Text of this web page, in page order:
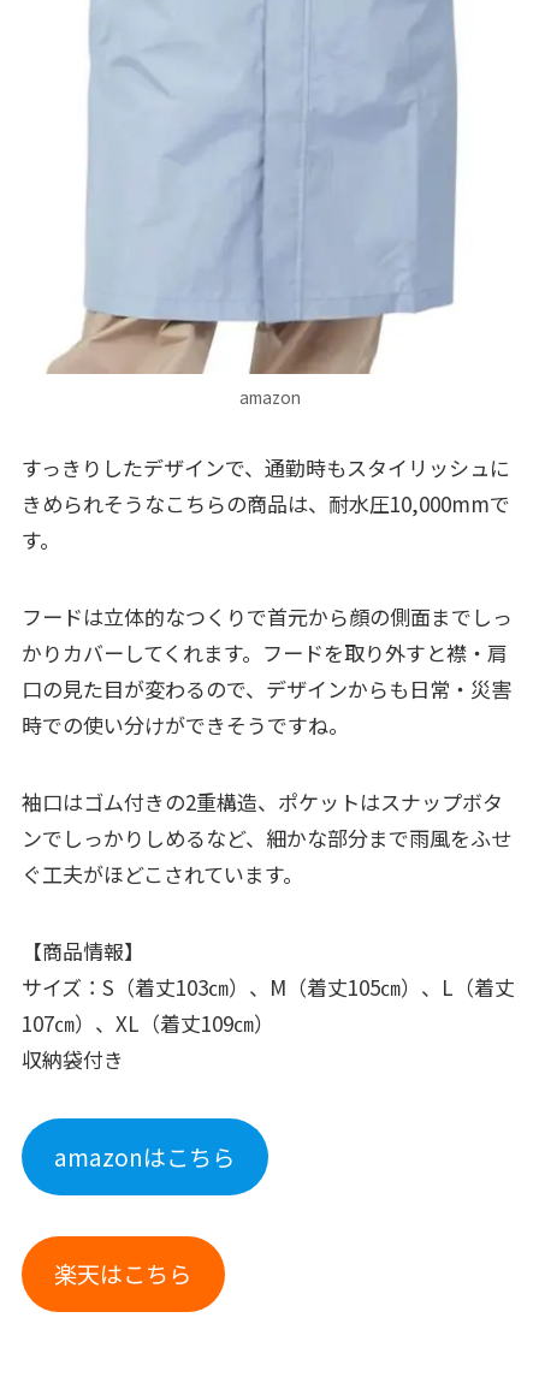
amazon
すっきりしたデザインで、通勤時もスタイリッシュに
きめられそうなこちらの商品は、耐水圧10,000mmで
す。
フードは立体的なつくりで首元から顔の側面までしっ
かりカバーしてくれます。フードを取り外すと襟・肩
口の見た目が変わるので、デザインからも日常・災害
時での使い分けができそうですね。
袖口はゴム付きの2重構造、ポケットはスナップボタ
ンでしっかりしめるなど、細かな部分まで雨風をふせ
ぐ工夫がほどこされています。
【商品情報】
サイズ：S（着丈103㎝）、M（着丈105㎝）、L（着丈
107㎝）、XL（着丈109㎝）
収納袋付き
amazonはこちら
楽天はこちら